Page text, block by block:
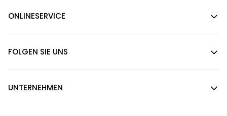
ONLINESERVICE
FOLGEN SIE UNS
UNTERNEHMEN